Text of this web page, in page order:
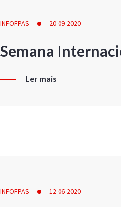
INFOFPAS 20-09-2020
Semana
Ler mais
INFOFPAS 12-06-2020